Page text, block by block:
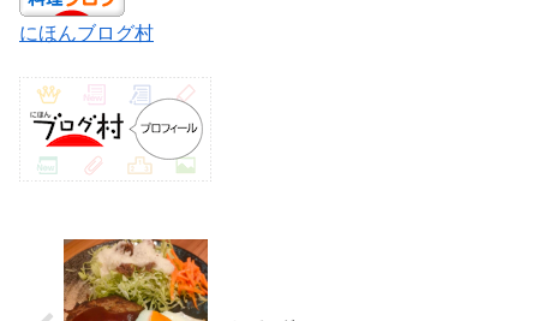
にほんブログ村